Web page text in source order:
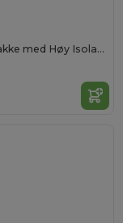
Lettvekts Ergonomisk Jakke med Høy Isolasjon